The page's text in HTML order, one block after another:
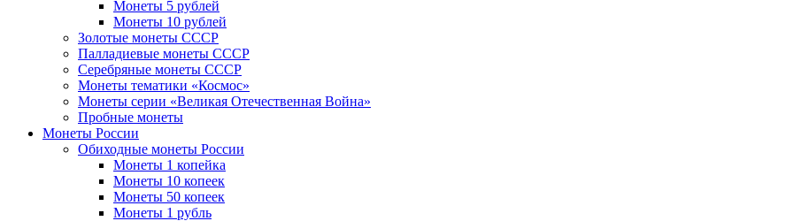
Монеты 5 рублей
Монеты 10 рублей
Золотые монеты СССР
Палладиевые монеты СССР
Серебряные монеты CCCР
Монеты тематики «Космос»
Монеты серии «Великая Отечественная Война»
Пробные монеты
Монеты России
Обиходные монеты России
Монеты 1 копейка
Монеты 10 копеек
Монеты 50 копеек
Монеты 1 рубль